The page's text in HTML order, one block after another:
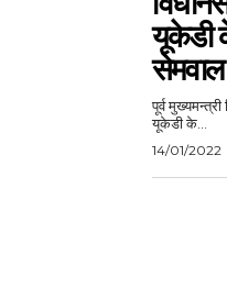
यूकेडी
पूर्व
यूकेडी के...
14/01/2022